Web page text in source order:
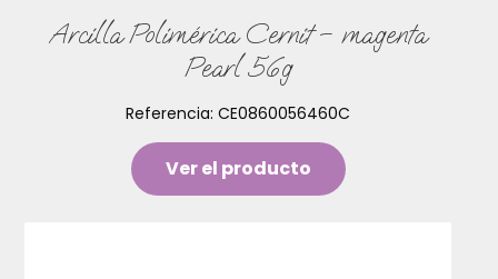
Arcilla Polimérica Cernit – magenta
Pearl 56g
Referencia: CE0860056460C
Ver el producto